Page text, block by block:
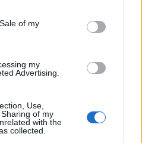
purposes in below Google
of my
my
Advertising.
Use,
of my
with the
collected.
továbbra is csak pár
jellemzőek.
A GÁL FERENC